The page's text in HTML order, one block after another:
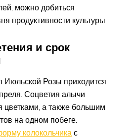
можно добиться
продуктивности культуры
и срок
Июльской Розы приходится
Соцветия алычи
а также большим
на одном побеге.
колокольчика с